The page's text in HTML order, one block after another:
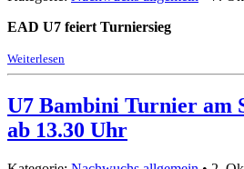
EAD U7 feiert Turniersieg
Weiterlesen
U7 Bambini Turnier am
ab 13.30 Uhr